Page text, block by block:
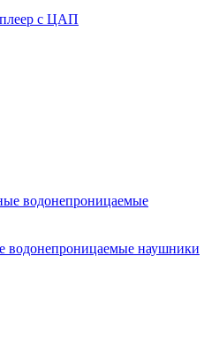
с ЦАП
водонепроницаемые наушники